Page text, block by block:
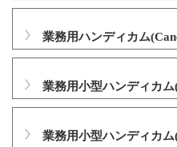
業務用ハンディカム
業務用小型ハンディカ
業務用小型ハンディカム